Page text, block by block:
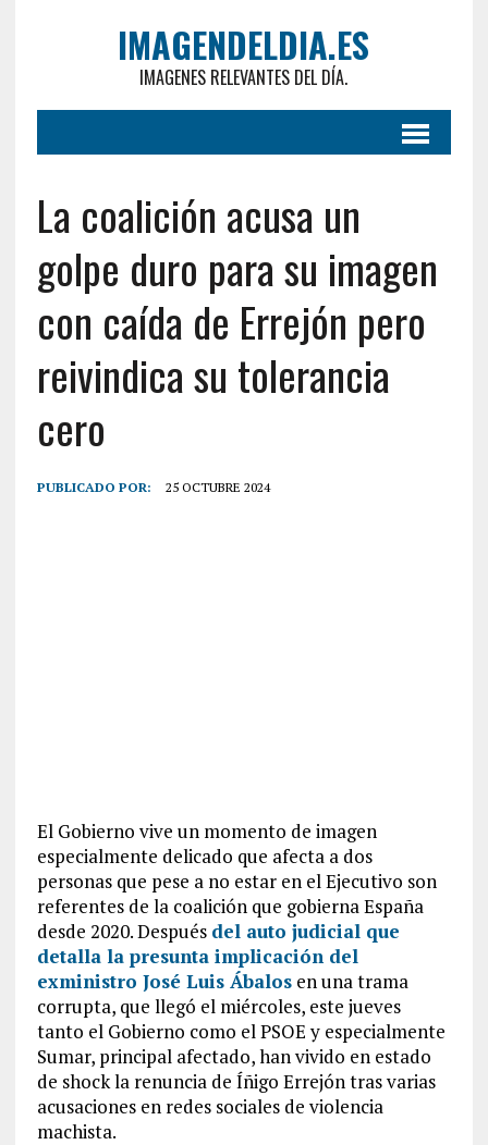
IMAGENDELDIA.ES
IMAGENES RELEVANTES DEL DÍA.
La coalición acusa un
golpe duro para su imagen
con caída de Errejón pero
reivindica su tolerancia
cero
PUBLICADO POR: 25 OCTUBRE 2024
El Gobierno vive un momento de imagen
especialmente delicado que afecta a dos
personas que pese a no estar en el Ejecutivo son
referentes de la coalición que gobierna España
desde 2020. Después del auto judicial que
detalla la presunta implicación del
exministro José Luis Ábalosen una trama
corrupta, que llegó el miércoles, este jueves
tanto el Gobierno como el PSOE y especialmente
Sumar, principal afectado, han vivido en estado
de shock la renuncia de Íñigo Errejón tras varias
acusaciones en redes sociales de violencia
machista.